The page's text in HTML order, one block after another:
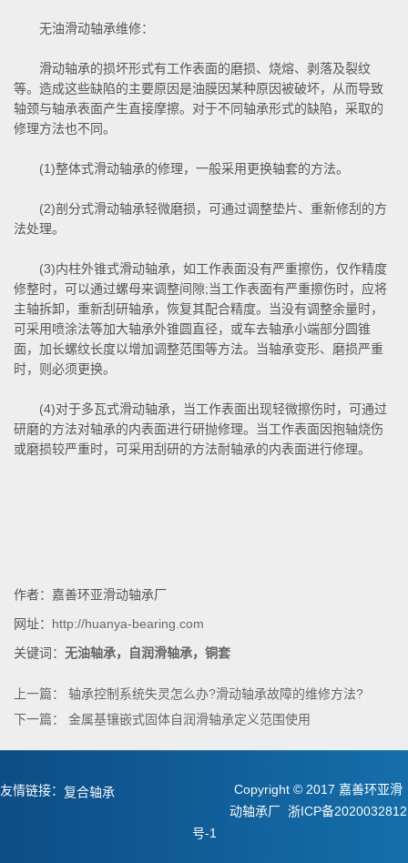
无油滑动轴承维修：
滑动轴承的损坏形式有工作表面的磨损、烧熔、剥落及裂纹
等。造成这些缺陷的主要原因是油膜因某种原因被破坏，从而导致
轴颈与轴承表面产生直接摩擦。对于不同轴承形式的缺陷，采取的
修理方法也不同。
(1)整体式滑动轴承的修理，一般采用更换轴套的方法。
(2)剖分式滑动轴承轻微磨损，可通过调整垫片、重新修刮的方
法处理。
(3)内柱外锥式滑动轴承，如工作表面没有严重擦伤，仅作精度
修整时，可以通过螺母来调整间隙;当工作表面有严重擦伤时，应将
主轴拆卸，重新刮研轴承，恢复其配合精度。当没有调整余量时，
可采用喷涂法等加大轴承外锥圆直径，或车去轴承小端部分圆锥
面，加长螺纹长度以增加调整范围等方法。当轴承变形、磨损严重
时，则必须更换。
(4)对于多瓦式滑动轴承，当工作表面出现轻微擦伤时，可通过
研磨的方法对轴承的内表面进行研抛修理。当工作表面因抱轴烧伤
或磨损较严重时，可采用刮研的方法耐轴承的内表面进行修理。
作者：嘉善环亚滑动轴承厂
网址： http://huanya-bearing.com
关键词： 无油轴承， 自润滑轴承， 铜套
上一篇： 轴承控制系统失灵怎么办?滑动轴承故障的维修方法?
下一篇： 金属基镶嵌式固体自润滑轴承定义范围使用
友情链接： 复合轴承
Copyright © 2017 嘉善环亚滑
动轴承厂 浙ICP备2020032812
号-1